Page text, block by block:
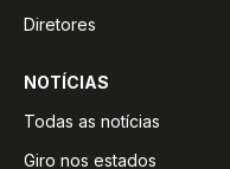
Diretores
NOTÍCIAS
Todas as notícias
Giro nos estados